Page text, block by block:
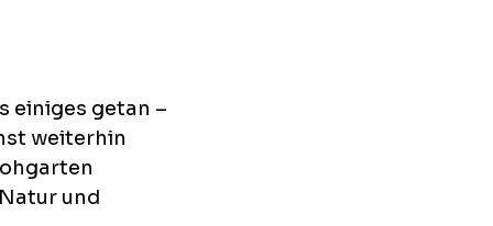
einiges getan –
weiterhin
und